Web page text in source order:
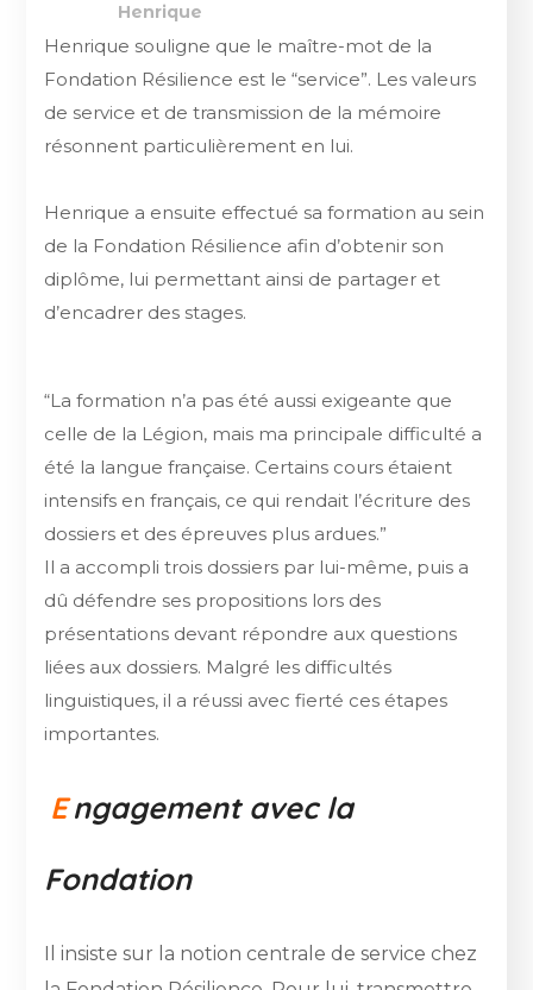
Henrique
Henrique souligne que le maître-mot de la
Fondation Résilience est le “service”. Les valeurs
de service et de transmission de la mémoire
résonnent particulièrement en lui.
Henrique a ensuite effectué sa formation au sein
de la Fondation Résilience afin d’obtenir son
diplôme, lui permettant ainsi de partager et
d’encadrer des stages.
“La formation n’a pas été aussi exigeante que
celle de la Légion, mais ma principale difficulté a
été la langue française. Certains cours étaient
intensifs en français, ce qui rendait l’écriture des
dossiers et des épreuves plus ardues.”
Il a accompli trois dossiers par lui-même, puis a
dû défendre ses propositions lors des
présentations devant répondre aux questions
liées aux dossiers. Malgré les difficultés
linguistiques, il a réussi avec fierté ces étapes
importantes.
E ngagement avec la
Fondation
Il insiste sur la notion centrale de service chez